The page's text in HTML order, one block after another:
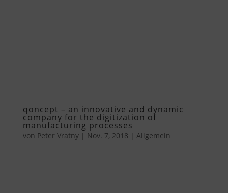
qoncept – an innovative and dynamic
company for the digitization of
manufacturing processes
von Peter Vratny| Nov. 7, 2018 | Allgemein